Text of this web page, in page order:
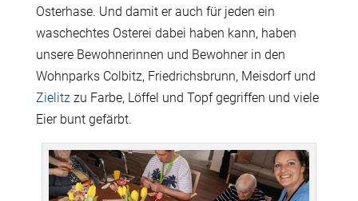
Osterhase. Und damit er auch für jeden ein
waschechtes Osterei dabei haben kann, haben
unsere Bewohnerinnen und Bewohner in den
Wohnparks Colbitz, Friedrichsbrunn, Meisdorf und
Zielitz zu Farbe, Löffel und Topf gegriffen und viele
Eier bunt gefärbt.